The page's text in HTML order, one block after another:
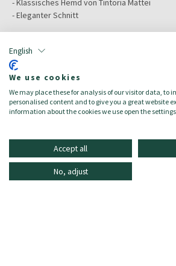
English
We use cookies
We may place these for analysis of our visitor data, to
personalised content and to give you a great website
information about the cookies we use open the
Accept all
No, adjust
- Klassisches Hemd von Tintoria Mattei
- Eleganter Schnitt
Color:
Größe:
Hauptmaterial:
Zielgruppe: Herren/Uomo
made_in: Italy
Zusammensetzung: 100 % Baumwolle